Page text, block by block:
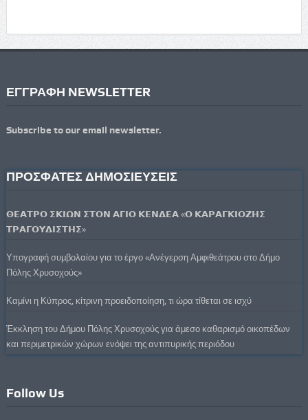
ΕΓΓΡΑΦΗ NEWSLETTER
Subscribe to our email newsletter.
ΠΡΟΣΦΑΤΕΣ ΔΗΜΟΣΙΕΥΣΕΙΣ
𝝝𝝚𝝖𝝩𝝦𝝤 𝝨𝝟𝝞𝝮𝝢 𝝨𝝩𝝤𝝢 𝝖𝝘𝝞𝝤 𝝟𝝚𝝢𝝙𝝚𝝖 «𝝤 𝝟𝝖𝝦𝝖𝝘𝝟𝝞𝝤𝝛𝝜𝝨
𝝩𝝦𝝖𝝘𝝤𝝪𝝙𝝞𝝨𝝩𝝜𝝨»
Υπογραφή συμβολαίου για το έργο «Ανέγερση Αμφιθεάτρου στο Δήμο
Πόλης Χρυσοχούς»
Καμίνι η Κύπρος, κίτρινη προειδοποίηση, τι ώρα τίθεται σε ισχύ
Έκκληση του Δήμου Πόλης Χρυσοχούς για άμεσο καθαρισμό οικοπέδων
και περιμετρικών χώρων ενόψει της αντιπυρικής περιόδου
Follow Us